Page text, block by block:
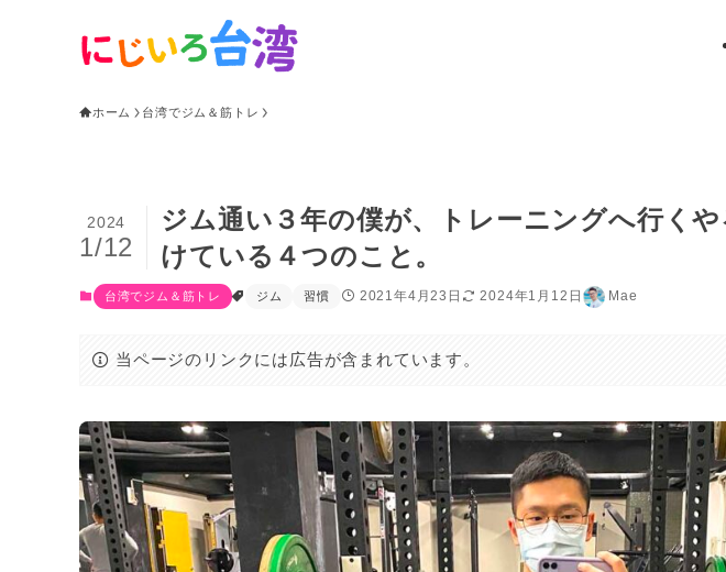
ホーム 台湾でジム＆筋トレ
ジム通い３年の僕が、トレーニングへ行く
けている４つのこと。
2024
1/12
台湾でジム＆筋トレ ジム 習慣 2021年4月23日 2024年1月12日 Mae
当ページのリンクには広告が含まれています。